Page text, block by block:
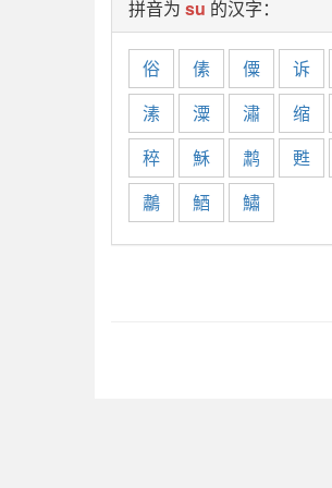
拼音为 su 的汉字：
俗 傃 僳 诉
溸
潥 潚 缩
稡
穌 鹔 甦
鷫
鯂 鱐